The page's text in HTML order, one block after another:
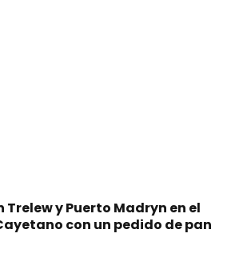
Trelew y Puerto Madryn en el
con un pedido de pan